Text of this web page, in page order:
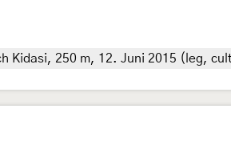
Kidasi, 250 m, 12. Juni 2015 (leg,